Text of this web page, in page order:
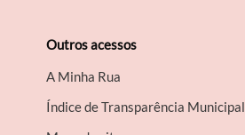
Outros acessos
A Minha Rua
Índice de Transparência Municipal